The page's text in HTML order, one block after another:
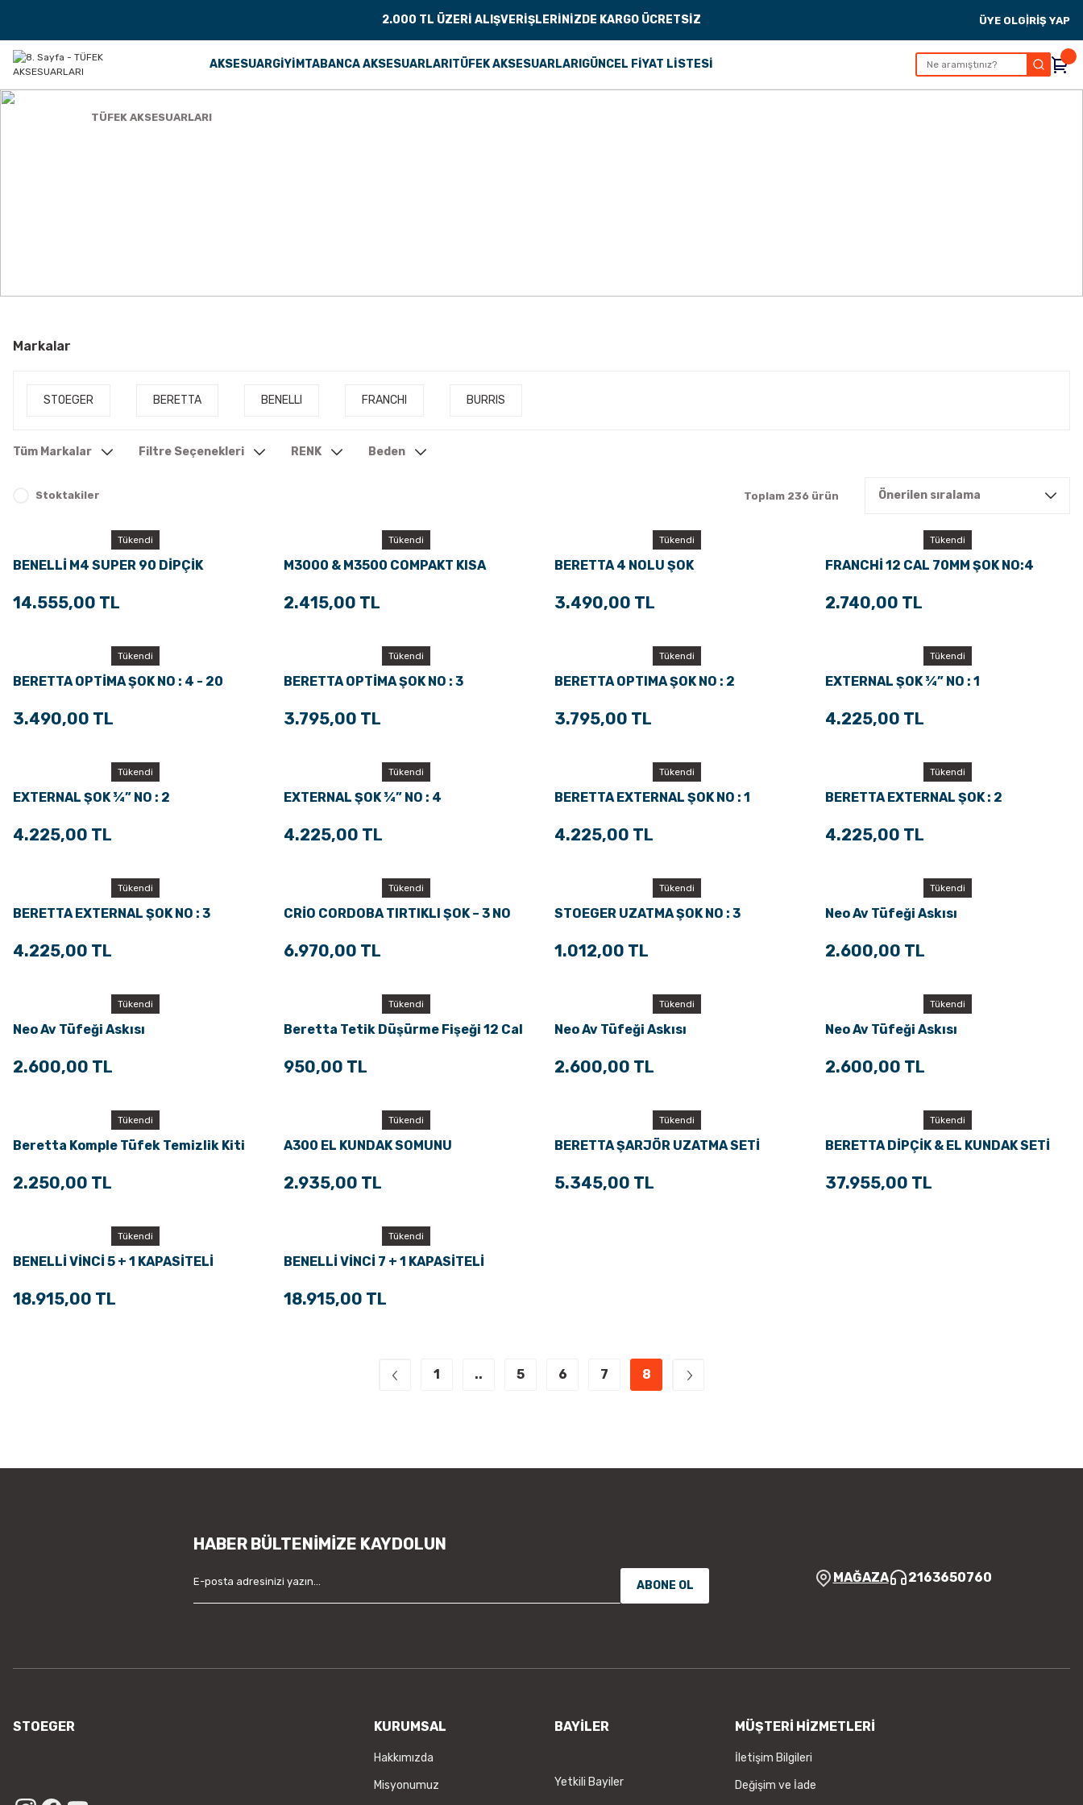
2.000 TL ÜZERİ ALIŞVERİŞLERİNİZDE KARGO ÜCRETSİZ ÜYE OLGİRİŞ YAP
AKSESUARGİYİMTABANCA AKSESUARLARI TÜFEK AKSESUARLARI GÜNCEL FİYAT LİSTESİ
TÜFEK AKSESUARLARI
Markalar
STOEGER BERETTA BENELLI FRANCHI BURRIS
Tüm Markalar Filtre Seçenekleri RENK Beden
Stoktakiler Toplam 236 ürün
Tükendi
BENELLİ M4 SUPER 90 DİPÇİK
14.555,00 TL
Tükendi
M3000 & M3500 COMPAKT KISA
2.415,00 TL
Tükendi
BERETTA 4 NOLU ŞOK
3.490,00 TL
Tükendi
FRANCHİ 12 CAL 70MM ŞOK NO:4
2.740,00 TL
Tükendi
BERETTA OPTİMA ŞOK NO : 4 - 20
3.490,00 TL
Tükendi
BERETTA OPTİMA ŞOK NO : 3
3.795,00 TL
Tükendi
BERETTA OPTIMA ŞOK NO : 2
3.795,00 TL
Tükendi
EXTERNAL ŞOK ¾” NO : 1
4.225,00 TL
Tükendi
EXTERNAL ŞOK ¾” NO : 2
4.225,00 TL
Tükendi
EXTERNAL ŞOK ¾” NO : 4
4.225,00 TL
Tükendi
BERETTA EXTERNAL ŞOK NO : 1
4.225,00 TL
Tükendi
BERETTA EXTERNAL ŞOK : 2
4.225,00 TL
Tükendi
BERETTA EXTERNAL ŞOK NO : 3
4.225,00 TL
Tükendi
CRİO CORDOBA TIRTIKLI ŞOK – 3 NO
6.970,00 TL
Tükendi
STOEGER UZATMA ŞOK NO : 3
1.012,00 TL
Tükendi
Neo Av Tüfeği Askısı
2.600,00 TL
Tükendi
Neo Av Tüfeği Askısı
2.600,00 TL
Tükendi
Beretta Tetik Düşürme Fişeği 12 Cal
950,00 TL
Tükendi
Neo Av Tüfeği Askısı
2.600,00 TL
Tükendi
Neo Av Tüfeği Askısı
2.600,00 TL
Tükendi
Beretta Komple Tüfek Temizlik Kiti
2.250,00 TL
Tükendi
A300 EL KUNDAK SOMUNU
2.935,00 TL
Tükendi
BERETTA ŞARJÖR UZATMA SETİ
5.345,00 TL
Tükendi
BERETTA DİPÇİK & EL KUNDAK SETİ
37.955,00 TL
Tükendi
BENELLİ VİNCİ 5 + 1 KAPASİTELİ
18.915,00 TL
Tükendi
BENELLİ VİNCİ 7 + 1 KAPASİTELİ
18.915,00 TL
1 .. 5 6 7 8
HABER BÜLTENİMİZE KAYDOLUN
ABONE OL
MAĞAZA 2163650760
STOEGER KURUMSAL
Hakkımızda
Misyonumuz
BAYİLER
Yetkili Bayiler
MÜŞTERİ HİZMETLERİ
İletişim Bilgileri
Değişim ve İade